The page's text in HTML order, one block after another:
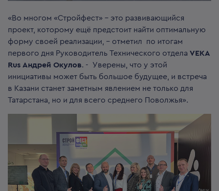
«Во многом «Стройфест» - это развивающийся
проект, которому ещё предстоит найти оптимальную
форму своей реализации, - отметил по итогам
первого дня Руководитель Технического отдела VEKA
Rus Андрей Окулов. - Уверены, что у этой
инициативы может быть большое будущее, и встреча
в Казани станет заметным явлением не только для
Татарстана, но и для всего среднего Поволжья».